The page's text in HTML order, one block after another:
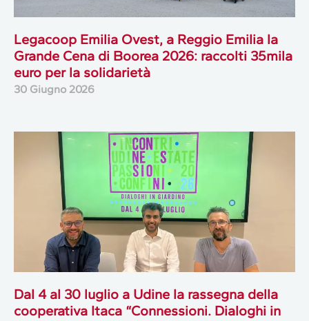
Legacoop Emilia Ovest, a Reggio Emilia la
Grande Cena di Boorea 2026: raccolti 35mila
euro per la solidarietà
30 Giugno 2026
Dal 4 al 30 luglio a Udine la rassegna della
cooperativa Itaca “Connessioni. Dialoghi in